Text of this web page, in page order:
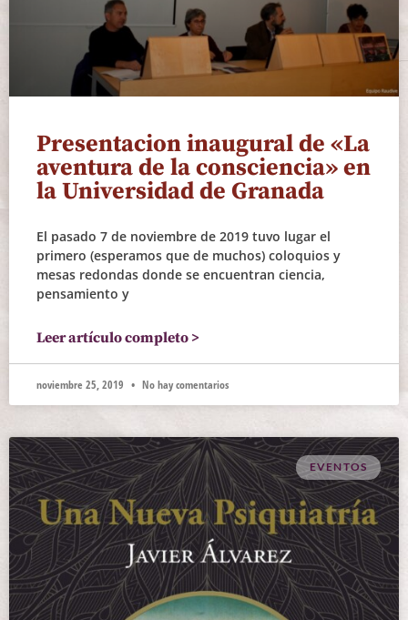
Presentacion inaugural de «La
aventura de la consciencia» en
la Universidad de Granada
El pasado 7 de noviembre de 2019 tuvo lugar el
primero (esperamos que de muchos) coloquios y
mesas redondas donde se encuentran ciencia,
pensamiento y
Leer artículo completo >
noviembre 25, 2019 No hay comentarios
EVENTOS